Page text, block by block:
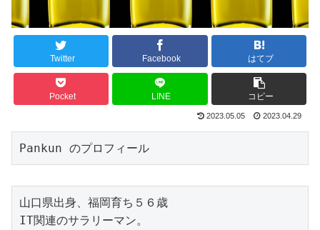
Twitter Facebook はてブ
Pocket LINE コピー
2023.05.05 2023.04.29
Pankun のプロフィール
山口県出身、福岡育ち５６歳
IT関連のサラリーマン。